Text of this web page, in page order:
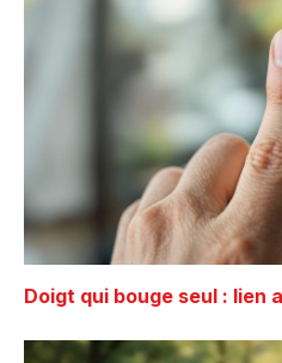
Doigt qui bouge seul : lien